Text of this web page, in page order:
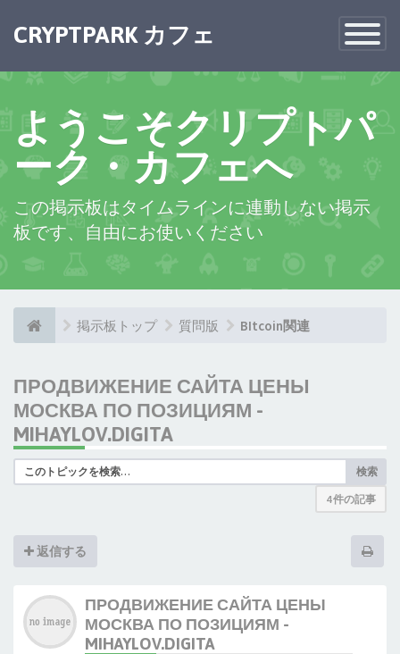
Toggle
CRYPTPARK カフェ
ようこそクリプトパ
ーク・カフェへ
この掲示板はタイムラインに連動しない掲示
板です、自由にお使いください
掲示板トップ 質問版 BItcoin関連
ПРОДВИЖЕНИЕ САЙТА ЦЕНЫ
МОСКВА ПО ПОЗИЦИЯМ -
MIHAYLOV.DIGITA
検索
4 件の記事
返信する
ПРОДВИЖЕНИЕ САЙТА ЦЕНЫ
МОСКВА ПО ПОЗИЦИЯМ -
MIHAYLOV.DIGITA